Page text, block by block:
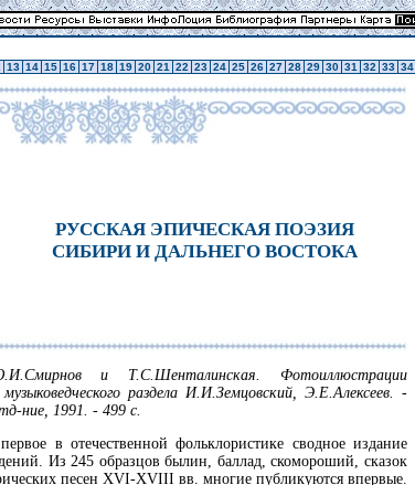
13 14 15 16 17 18 19 20 21 22 23 24 25 26 27 28 29 30 31 32 33 34
РУССКАЯ ЭПИЧЕСКАЯ ПОЭЗИЯ
СИБИРИ И ДАЛЬНЕГО ВОСТОКА
и Т.С.Шенталинская. Фотоиллюстрации
раздела И.И.Земцовский, Э.Е.Алексеев. -
ние, 1991. - 499 с.
в отечественной фольклористике сводное издание
Из 245 образцов былин, баллад, скомороший, сказок
песен XVI-XVIII вв. многие публикуются впервые.